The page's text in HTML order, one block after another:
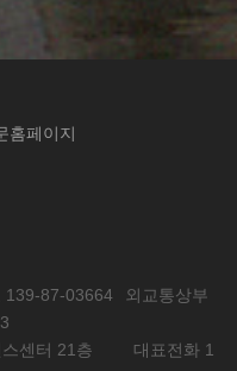
홈페이지
139-87-03664
외교통상부
센터 21층
대표전화 1